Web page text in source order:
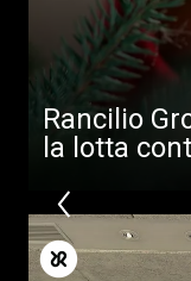
Rancilio
la lotta